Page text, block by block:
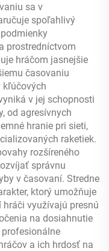
sa v
spoľahlivý
prostredníctvom
hráčom jasnejšie
časovaniu
kľúčových
v jej schopnosti
od agresívnych
hranie pri sieti,
raketiek.
rozšíreného
správnu
v časovaní. Stredne
ktorý umožňuje
využívajú presnú
na dosiahnutie
a ich hrdosť na